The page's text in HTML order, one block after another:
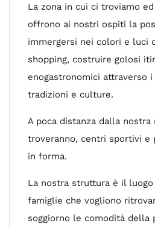
La zona in cui ci troviamo
offrono ai nostri ospiti la
immergersi nei colori e luci
shopping, costruire golosi
enogastronomici attraverso
tradizioni e culture.
A poca distanza dalla
troveranno, centri sportivi e
in forma.
La nostra struttura è il
famiglie che vogliono
soggiorno le comodità della